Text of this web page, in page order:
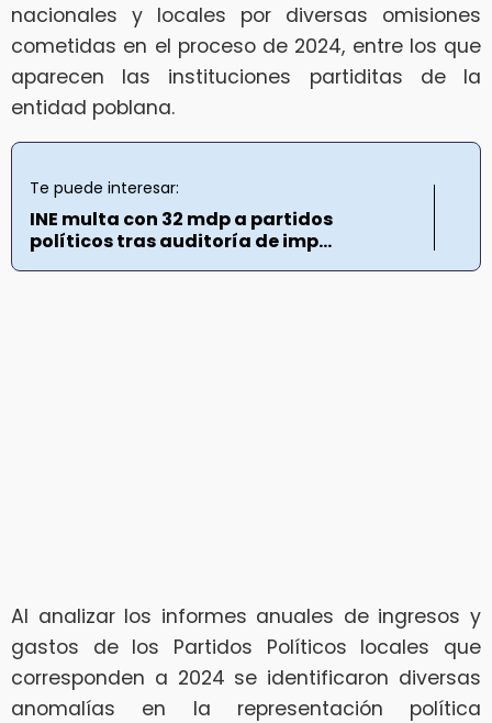
nacionales y locales por diversas omisiones
cometidas en el proceso de 2024, entre los que
aparecen las instituciones partiditas de la
entidad poblana.
Te puede interesar:
INE multa con 32 mdp a partidos
políticos tras auditoría de imp...
Al analizar los informes anuales de ingresos y
gastos de los Partidos Políticos locales que
corresponden a 2024 se identificaron diversas
anomalías en la representación política